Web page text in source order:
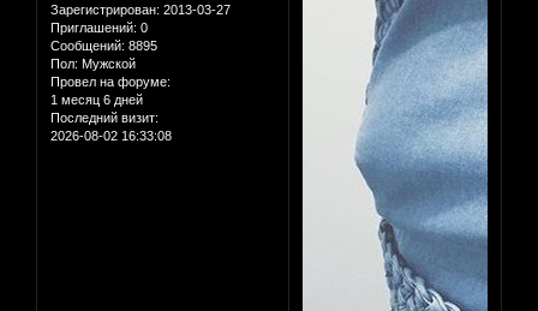
Зарегистрирован: 2013-03-27
Приглашений: 0
Сообщений: 8895
Пол: Мужской
Провел на форуме:
1 месяц 6 дней
Последний визит:
2026-08-02 16:33:08